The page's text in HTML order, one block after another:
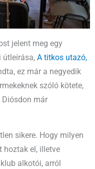
jelent meg egy
útleírása, A titkos utazó,
ez már a negyedik
szóló kötete,
Diósdon már
sikere. Hogy milyen
hoztak el, illetve
alkotói, arról